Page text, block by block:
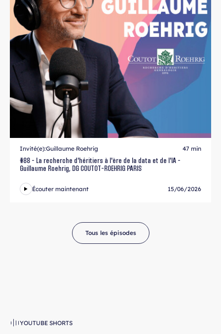
Invité(e):Guillaume Roehrig
47 min
#88 - La recherche d'héritiers à l'ère de la data et de l'IA -
Guillaume Roehrig, DG COUTOT-ROEHRIG PARIS
Écouter maintenant 15/06/2026
Tous les épisodes
YOUTUBE SHORTS